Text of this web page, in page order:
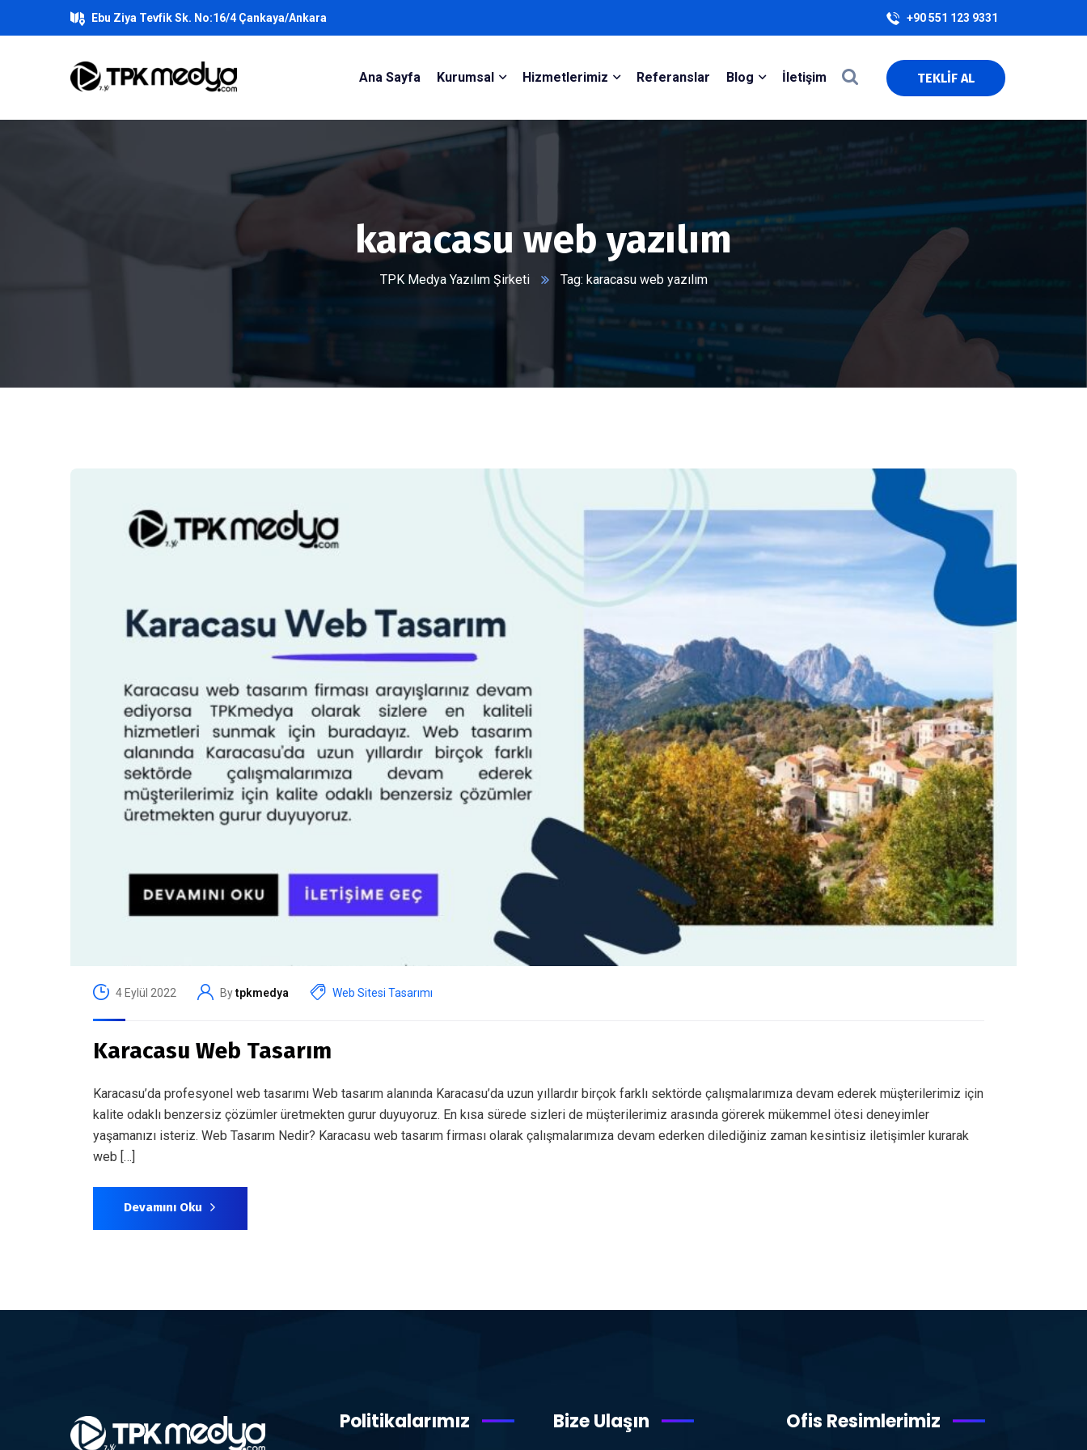
Ebu Ziya Tevfik Sk. No:16/4 Çankaya/Ankara +90 551 123 9331
Ana Sayfa Kurumsal Hizmetlerimiz Referanslar Blog İletişim TEKLİF AL
karacasu web yazılım
TPK Medya Yazılım Şirketi Tag: karacasu web yazılım
4 Eylül 2022 Bytpkmedya Web Sitesi Tasarımı
Karacasu Web Tasarım
Karacasu’da profesyonel web tasarımı Web tasarım alanında Karacasu’da uzun yıllardır birçok farklı sektörde çalışmalarımıza devam ederek müşterilerimiz için
kalite odaklı benzersiz çözümler üretmekten gurur duyuyoruz. En kısa sürede sizleri de müşterilerimiz arasında görerek mükemmel ötesi deneyimler
yaşamanızı isteriz. Web Tasarım Nedir? Karacasu web tasarım firması olarak çalışmalarımıza devam ederken dilediğiniz zaman kesintisiz iletişimler kurarak
web […]
Devamını Oku
Politikalarımız Bize Ulaşın Ofis Resimlerimiz